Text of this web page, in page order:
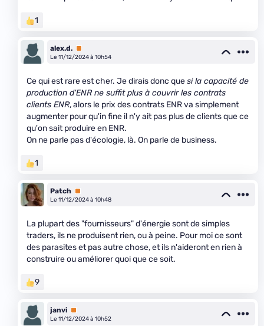
1
alex.d. Premium
Le 11/12/2024 à 10h54
Ce qui est rare est cher. Je dirais donc quesi la capacité de
production d'ENR ne suffit plus à couvrir les contrats
clients ENR, alors le prix des contrats ENR va simplement
augmenter pour qu'in fine il n'y ait pas plus de clients que ce
qu'on sait produire en ENR.
On ne parle pas d'écologie, là. On parle de business.
1
Patch Premium
Le 11/12/2024 à 10h48
La plupart des "fournisseurs" d'énergie sont de simples
traders, ils ne produisent rien, ou à peine. Pour moi ce sont
des parasites et pas autre chose, et ils n'aideront en rien à
construire ou améliorer quoi que ce soit.
9
janvi Premium
Le 11/12/2024 à 10h52